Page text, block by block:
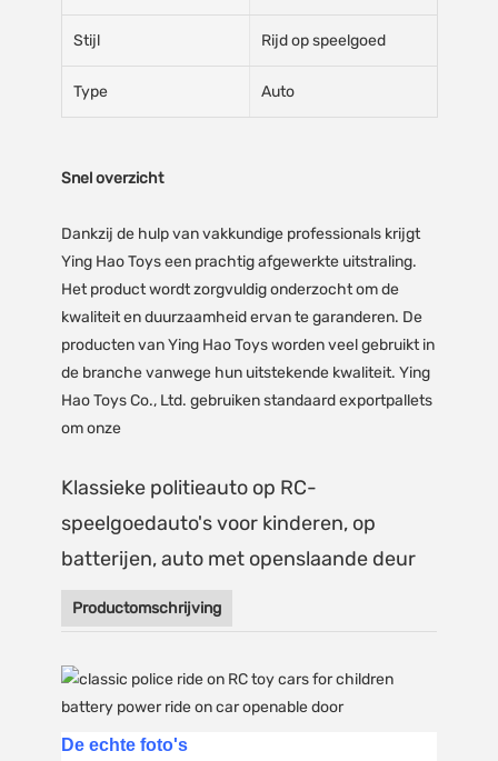
Stijl Rijd op speelgoed
Type Auto
Snel overzicht
Dankzij de hulp van vakkundige professionals krijgt
Ying Hao Toys een prachtig afgewerkte uitstraling.
Het product wordt zorgvuldig onderzocht om de
kwaliteit en duurzaamheid ervan te garanderen. De
producten van Ying Hao Toys worden veel gebruikt in
de branche vanwege hun uitstekende kwaliteit. Ying
Hao Toys Co., Ltd. gebruiken standaard exportpallets
om onze
Klassieke politieauto op RC-
speelgoedauto's voor kinderen, op
batterijen, auto met openslaande deur
Productomschrijving
De echte foto's